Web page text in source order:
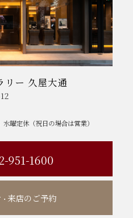
リー 久屋大通
水曜定休（祝日の場合は営業）
951-1600
・来店のご予約